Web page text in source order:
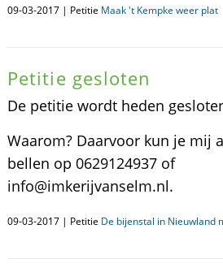
09-03-2017 | Petitie Maak 't Kempke weer plat
Petitie gesloten
De petitie wordt heden
Waarom? Daarvoor kun je mij
bellen op 0629124937 of
info@imkerijvanselm.nl.
09-03-2017 | Petitie De bijenstal in Nieuwland